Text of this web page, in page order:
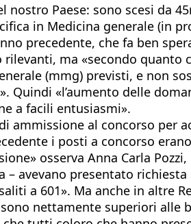
Paese: sono scesi da
in Medicina generale
precedente, che fa ben
ma «secondo quanto
(mmg) previsti, e non
«l’aumento delle
a facili entusiasmi».
ammissione al concorso per
i posti a concorso
osserva Anna Carla
– avevano presentato
a 601». Ma anche in altre
nettamente superiori